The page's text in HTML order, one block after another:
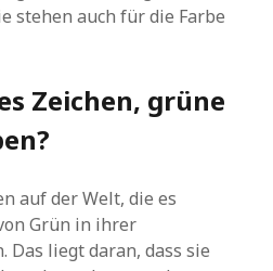
stehen auch für die Farbe
Zeichen, grüne
auf der Welt, die es
Grün in ihrer
Das liegt daran, dass sie